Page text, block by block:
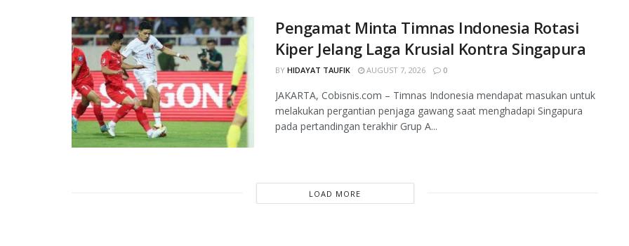
Pengamat Minta Timnas Indonesia Rotasi
Kiper Jelang Laga Krusial Kontra Singapura
BY HIDAYAT TAUFIK AUGUST 7, 2026 0
JAKARTA, Cobisnis.com – Timnas Indonesia mendapat masukan untuk
melakukan pergantian penjaga gawang saat menghadapi Singapura
pada pertandingan terakhir Grup A...
LOAD MORE